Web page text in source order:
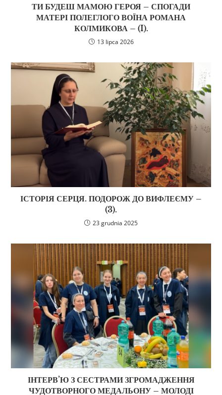
ТИ БУДЕШ МАМОЮ ГЕРОЯ – СПОГАДИ
МАТЕРІ ПОЛЕГЛОГО ВОЇНА РОМАНА
КОЛМИКОВА – (I).
13 lipca 2026
ІСТОРІЯ СЕРЦЯ. ПОДОРОЖ ДО ВИФЛЕЄМУ –
(3).
23 grudnia 2025
ІНТЕРВ’Ю З СЕСТРАМИ ЗГРОМАДЖЕННЯ
ЧУДОТВОРНОГО МЕДАЛЬОНУ – МОЛОДІ